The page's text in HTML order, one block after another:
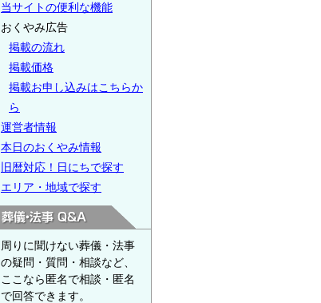
当サイトの便利な機能
おくやみ広告
掲載の流れ
掲載価格
掲載お申し込みはこちらか
ら
運営者情報
本日のおくやみ情報
旧暦対応！日にちで探す
エリア・地域で探す
周りに聞けない葬儀・法事
の疑問・質問・相談など、
ここなら匿名で相談・匿名
で回答できます。